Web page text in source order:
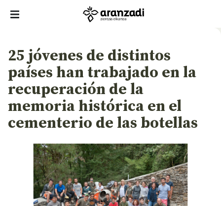
25 jóvenes de distintos
países han trabajado en la
recuperación de la
memoria histórica en el
cementerio de las botellas